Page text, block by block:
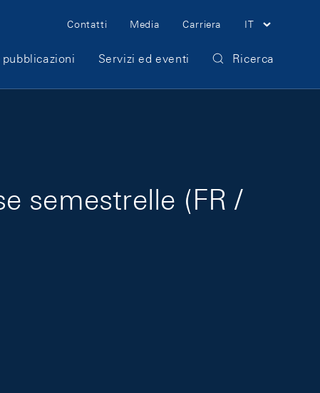
Meta Navigation
Contatti Media Carriera IT
Servizi ed eventi Ricerca
semestrelle (FR /